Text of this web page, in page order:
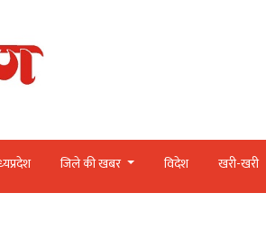
जिले की खबर विदेश खरी-खरी